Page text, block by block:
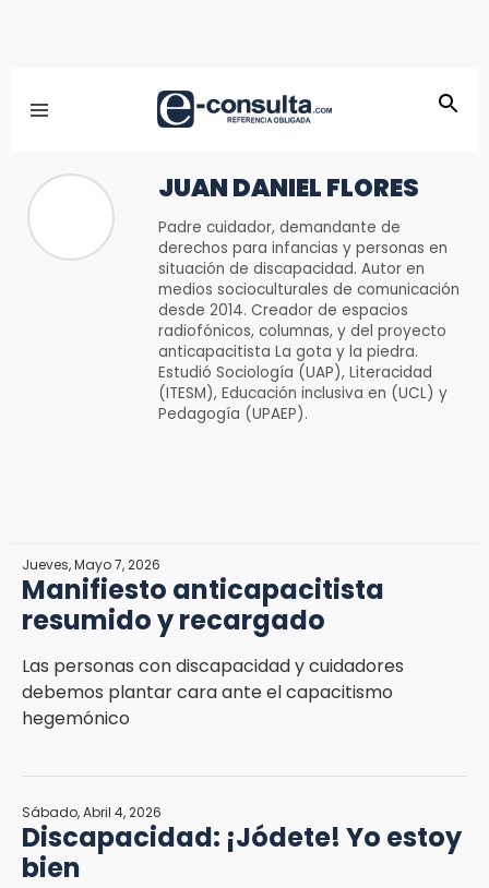
JUAN DANIEL FLORES
Padre cuidador, demandante de
derechos para infancias y personas en
situación de discapacidad. Autor en
medios socioculturales de comunicación
desde 2014. Creador de espacios
radiofónicos, columnas, y del proyecto
anticapacitista La gota y la piedra.
Estudió Sociología (UAP), Literacidad
(ITESM), Educación inclusiva en (UCL) y
Pedagogía (UPAEP).
Jueves, Mayo 7, 2026
Manifiesto anticapacitista
resumido y recargado
Las personas con discapacidad y cuidadores
debemos plantar cara ante el capacitismo
hegemónico
Sábado, Abril 4, 2026
Discapacidad: ¡Jódete! Yo estoy
bien